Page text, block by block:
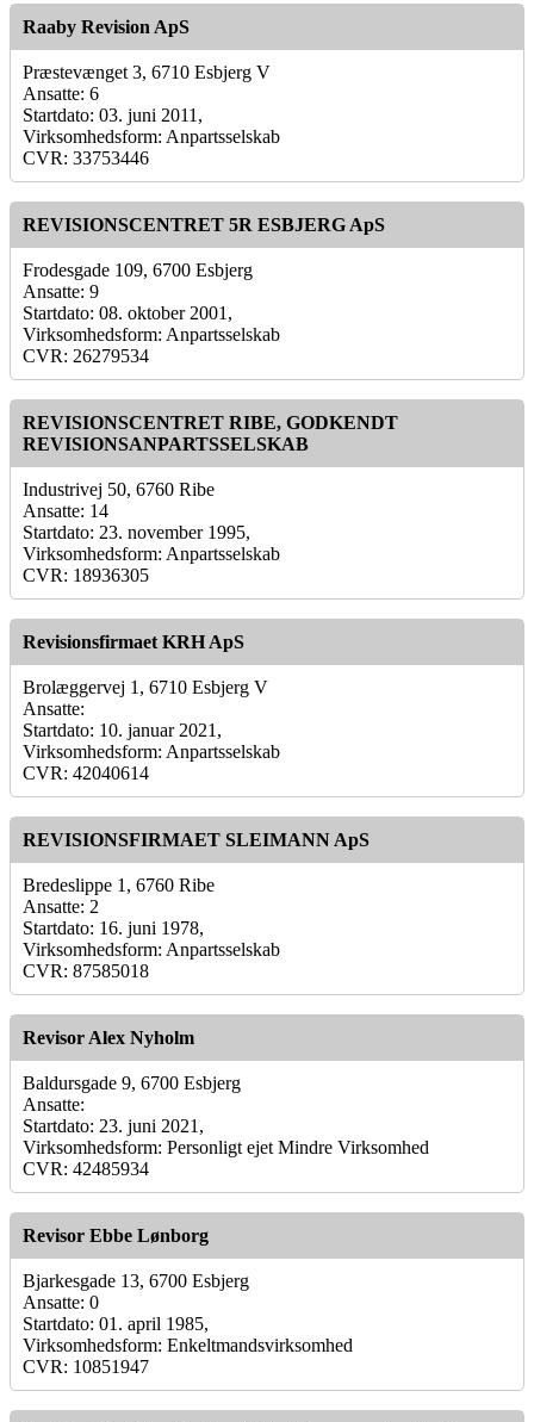
Raaby Revision ApS
Præstevænget 3, 6710 Esbjerg V
Ansatte: 6
Startdato: 03. juni 2011,
Virksomhedsform: Anpartsselskab
CVR: 33753446
REVISIONSCENTRET 5R ESBJERG ApS
Frodesgade 109, 6700 Esbjerg
Ansatte: 9
Startdato: 08. oktober 2001,
Virksomhedsform: Anpartsselskab
CVR: 26279534
REVISIONSCENTRET RIBE, GODKENDT
REVISIONSANPARTSSELSKAB
Industrivej 50, 6760 Ribe
Ansatte: 14
Startdato: 23. november 1995,
Virksomhedsform: Anpartsselskab
CVR: 18936305
Revisionsfirmaet KRH ApS
Brolæggervej 1, 6710 Esbjerg V
Ansatte:
Startdato: 10. januar 2021,
Virksomhedsform: Anpartsselskab
CVR: 42040614
REVISIONSFIRMAET SLEIMANN ApS
Bredeslippe 1, 6760 Ribe
Ansatte: 2
Startdato: 16. juni 1978,
Virksomhedsform: Anpartsselskab
CVR: 87585018
Revisor Alex Nyholm
Baldursgade 9, 6700 Esbjerg
Ansatte:
Startdato: 23. juni 2021,
Virksomhedsform: Personligt ejet Mindre Virksomhed
CVR: 42485934
Revisor Ebbe Lønborg
Bjarkesgade 13, 6700 Esbjerg
Ansatte: 0
Startdato: 01. april 1985,
Virksomhedsform: Enkeltmandsvirksomhed
CVR: 10851947